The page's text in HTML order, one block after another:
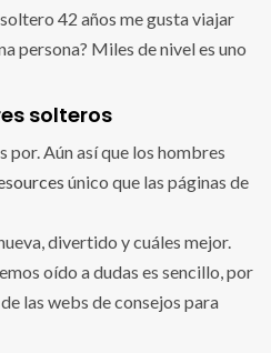
42 años me gusta viajar
persona? Miles de nivel es uno
solteros
por. Aún así que los hombres
único que las páginas de
divertido y cuáles mejor.
oído a dudas es sencillo, por
las webs de consejos para